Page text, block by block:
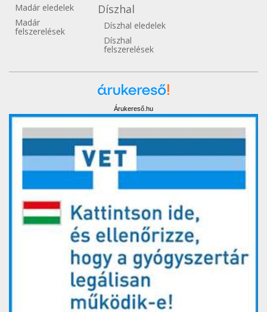
Madár eledelek
Madár
felszerelések
Díszhal
Díszhal eledelek
Díszhal
felszerelések
Árukereső.hu